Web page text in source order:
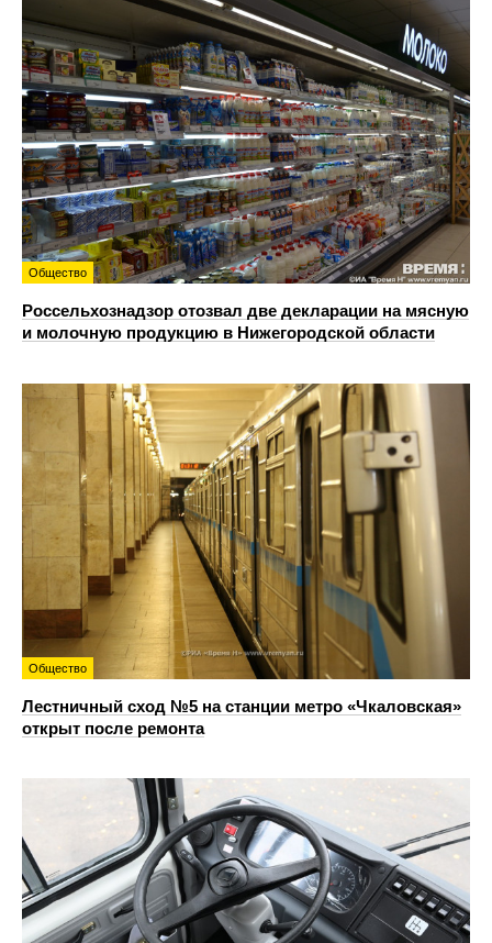
Общество
Россельхознадзор отозвал две декларации на мясную
и молочную продукцию в Нижегородской области
Общество
Лестничный сход №5 на станции метро «Чкаловская»
открыт после ремонта